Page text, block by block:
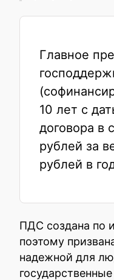
Главное
10 лет с
договора в
рублей за
рублей в
ПДС создана по
поэтому
надежной для